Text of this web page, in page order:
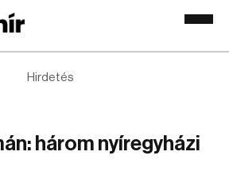
Hirdetés
három nyíregyházi